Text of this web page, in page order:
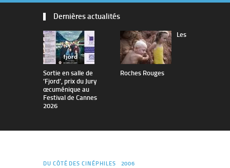
Dernières actualités
Sortie en salle de
’Fjord’, prix du Jury
œcuménique au
Festival de Cannes
2026
Les
Roches Rouges
DU CÔTÉ DES CINÉPHILES 2006